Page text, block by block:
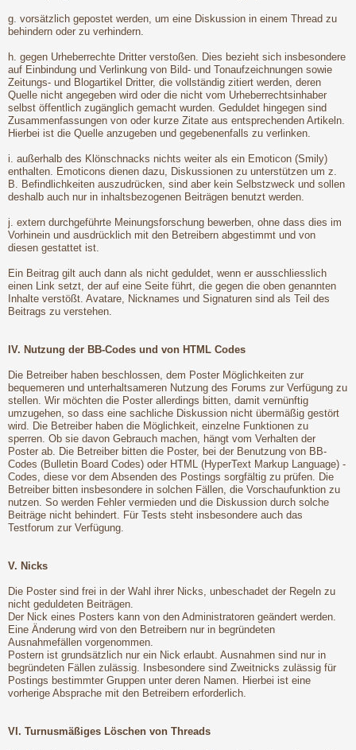
g. vorsätzlich gepostet werden, um eine Diskussion in einem Thread zu
behindern oder zu verhindern.
h. gegen Urheberrechte Dritter verstoßen. Dies bezieht sich insbesondere
auf Einbindung und Verlinkung von Bild- und Tonaufzeichnungen sowie
Zeitungs- und Blogartikel Dritter, die vollständig zitiert werden, deren
Quelle nicht angegeben wird oder die nicht vom Urheberrechtsinhaber
selbst öffentlich zugänglich gemacht wurden. Geduldet hingegen sind
Zusammenfassungen von oder kurze Zitate aus entsprechenden Artikeln.
Hierbei ist die Quelle anzugeben und gegebenenfalls zu verlinken.
i. außerhalb des Klönschnacks nichts weiter als ein Emoticon (Smily)
enthalten. Emoticons dienen dazu, Diskussionen zu unterstützen um z.
B. Befindlichkeiten auszudrücken, sind aber kein Selbstzweck und sollen
deshalb auch nur in inhaltsbezogenen Beiträgen benutzt werden.
j. extern durchgeführte Meinungsforschung bewerben, ohne dass dies im
Vorhinein und ausdrücklich mit den Betreibern abgestimmt und von
diesen gestattet ist.
Ein Beitrag gilt auch dann als nicht geduldet, wenn er ausschliesslich
einen Link setzt, der auf eine Seite führt, die gegen die oben genannten
Inhalte verstößt. Avatare, Nicknames und Signaturen sind als Teil des
Beitrags zu verstehen.
IV. Nutzung der BB-Codes und von HTML Codes
Die Betreiber haben beschlossen, dem Poster Möglichkeiten zur
bequemeren und unterhaltsameren Nutzung des Forums zur Verfügung zu
stellen. Wir möchten die Poster allerdings bitten, damit vernünftig
umzugehen, so dass eine sachliche Diskussion nicht übermäßig gestört
wird. Die Betreiber haben die Möglichkeit, einzelne Funktionen zu
sperren. Ob sie davon Gebrauch machen, hängt vom Verhalten der
Poster ab. Die Betreiber bitten die Poster, bei der Benutzung von BB-
Codes (Bulletin Board Codes) oder HTML (HyperText Markup Language) -
Codes, diese vor dem Absenden des Postings sorgfältig zu prüfen. Die
Betreiber bitten insbesondere in solchen Fällen, die Vorschaufunktion zu
nutzen. So werden Fehler vermieden und die Diskussion durch solche
Beiträge nicht behindert. Für Tests steht insbesondere auch das
Testforum zur Verfügung.
V. Nicks
Die Poster sind frei in der Wahl ihrer Nicks, unbeschadet der Regeln zu
nicht geduldeten Beiträgen.
Der Nick eines Posters kann von den Administratoren geändert werden.
Eine Änderung wird von den Betreibern nur in begründeten
Ausnahmefällen vorgenommen.
Postern ist grundsätzlich nur ein Nick erlaubt. Ausnahmen sind nur in
begründeten Fällen zulässig. Insbesondere sind Zweitnicks zulässig für
Postings bestimmter Gruppen unter deren Namen. Hierbei ist eine
vorherige Absprache mit den Betreibern erforderlich.
VI. Turnusmäßiges Löschen von Threads